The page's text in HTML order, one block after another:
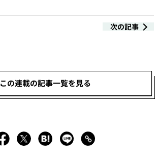
次の記事
この連載の記事一覧を見る